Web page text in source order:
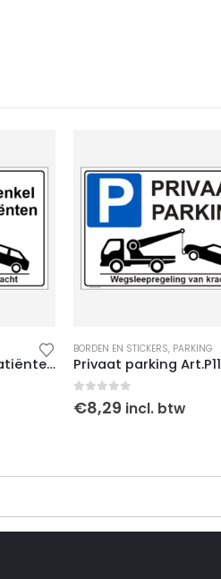
Parking enkel voor patiënten v2
BORDEN EN STICKERS, PARKING
Privaat parking Art.P11
out of 5
€8,29 incl. btw